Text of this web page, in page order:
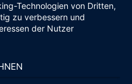
Technologien von Dritten,
zu verbessern und
der Nutzer